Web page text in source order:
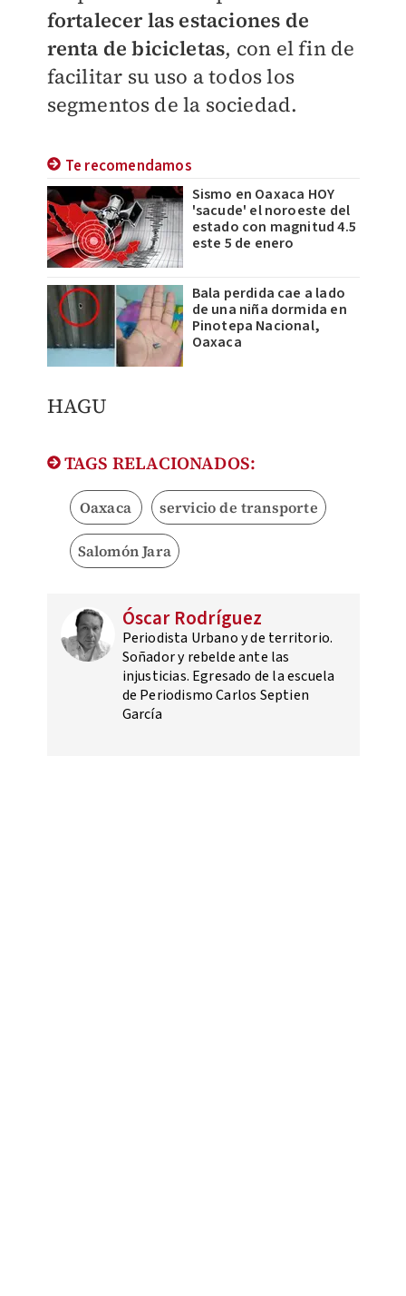
fortalecer las estaciones de
renta de bicicletas, con el fin de
facilitar su uso a todos los
segmentos de la sociedad.
Te recomendamos
Sismo en Oaxaca HOY
'sacude' el noroeste del
estado con magnitud 4.5
este 5 de enero
Bala perdida cae a lado
de una niña dormida en
Pinotepa Nacional,
Oaxaca
HAGU
TAGS RELACIONADOS:
Oaxaca servicio de transporte
Salomón Jara
Óscar Rodríguez
Periodista Urbano y de territorio.
Soñador y rebelde ante las
injusticias. Egresado de la escuela
de Periodismo Carlos Septien
García